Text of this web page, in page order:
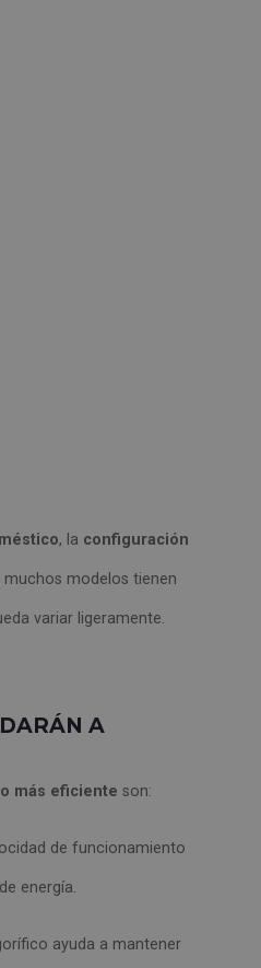
, la configuración
muchos modelos tienen
variar ligeramente.
A
más eficiente son:
de funcionamiento
energía.
ayuda a mantener